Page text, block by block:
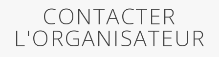
CONTACTER
L'ORGANISATEUR